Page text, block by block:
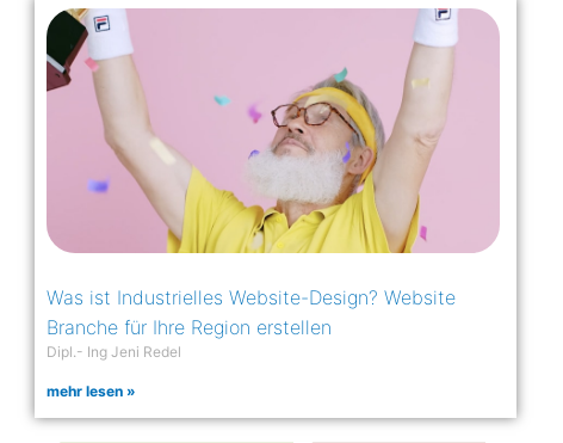
Was ist Industrielles Website-Design? Website
Branche für Ihre Region erstellen
Dipl.- Ing Jeni Redel
mehr lesen »